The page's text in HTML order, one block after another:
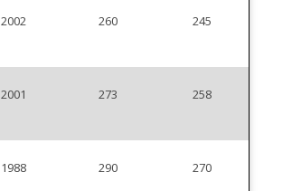
2002 260 245
2001 273 258
1988 290 270